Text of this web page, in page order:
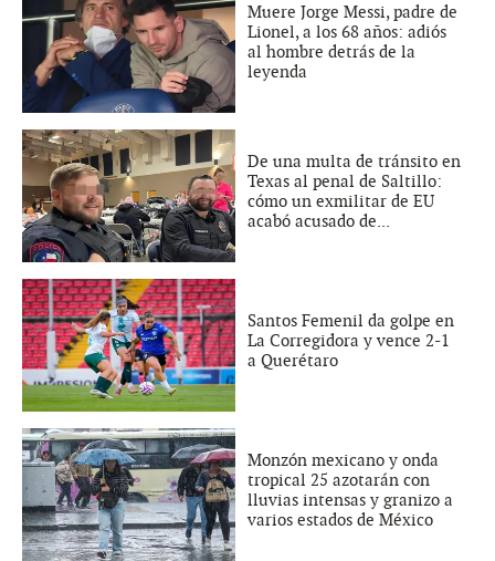
Muere Jorge Messi, padre de
Lionel, a los 68 años: adiós
al hombre detrás de la
leyenda
De una multa de tránsito en
Texas al penal de Saltillo:
cómo un exmilitar de EU
acabó acusado de...
Santos Femenil da golpe en
La Corregidora y vence 2-1
a Querétaro
Monzón mexicano y onda
tropical 25 azotarán con
lluvias intensas y granizo a
varios estados de México